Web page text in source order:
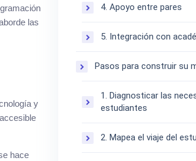
las
y
hace
4. Apoyo entre pares
5. Integración con
Pasos para construir su
1. Diagnosticar las
estudiantes
2. Mapea el viaje del